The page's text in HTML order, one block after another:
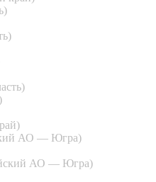
АО — Югра)
АО — Югра)